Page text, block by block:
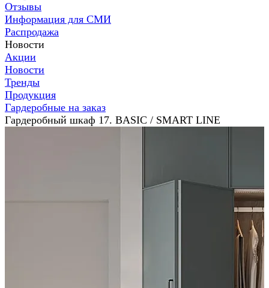
Отзывы
Информация для СМИ
Распродажа
Новости
Акции
Новости
Тренды
Продукция
Гардеробные на заказ
Гардеробный шкаф 17. BASIC / SMART LINE